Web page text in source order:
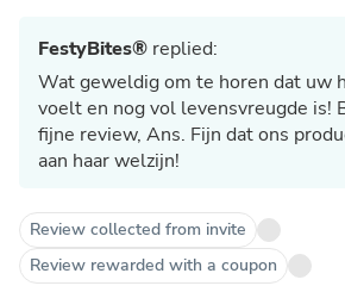
FestyBites® replied:
Wat geweldig om te horen dat uw
voelt en nog vol levensvreugde is!
fijne review, Ans. Fijn dat ons
aan haar welzijn!
Review collected from invite
Review rewarded with a coupon